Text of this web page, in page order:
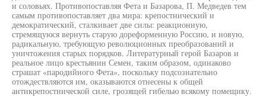
и соловьях. Противопоставляя Фета и Базарова, П. Медведев тем
самым противопоставляет два мира: крепостнический и
демократический, сталкивает две силы: реакционную,
стремящуюся вернуть старую дореформенную Россию, и новую,
радикальную, требующую революционных преобразований и
уничтожения старых порядков. Литературный герой Базаров и
реальное лицо крестьянин Семен, таким образом, одинаково
страшат «пародийного Фета», поскольку подсознательно
отождествляются им, оказываются отнесены к общей
антикрепостнической силе, грозящей гибелью всякому помещику.